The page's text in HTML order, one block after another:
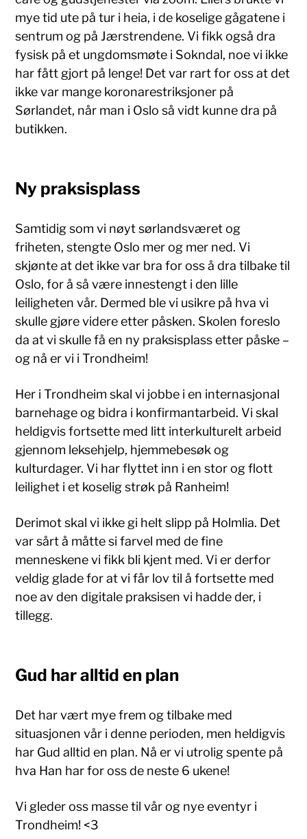
mye tid ute på tur i heia, i de koselige gågatene i
sentrum og på Jærstrendene. Vi fikk også dra
fysisk på et ungdomsmøte i Sokndal, noe vi ikke
har fått gjort på lenge! Det var rart for oss at det
ikke var mange koronarestriksjoner på
Sørlandet, når man i Oslo så vidt kunne dra på
butikken.
Ny praksisplass
Samtidig som vi nøyt sørlandsværet og
friheten, stengte Oslo mer og mer ned. Vi
skjønte at det ikke var bra for oss å dra tilbake til
Oslo, for å så være innestengt i den lille
leiligheten vår. Dermed ble vi usikre på hva vi
skulle gjøre videre etter påsken. Skolen foreslo
da at vi skulle få en ny praksisplass etter påske –
og nå er vi i Trondheim!
Her i Trondheim skal vi jobbe i en internasjonal
barnehage og bidra i konfirmantarbeid. Vi skal
heldigvis fortsette med litt interkulturelt arbeid
gjennom leksehjelp, hjemmebesøk og
kulturdager. Vi har flyttet inn i en stor og flott
leilighet i et koselig strøk på Ranheim!
Derimot skal vi ikke gi helt slipp på Holmlia. Det
var sårt å måtte si farvel med de fine
menneskene vi fikk bli kjent med. Vi er derfor
veldig glade for at vi får lov til å fortsette med
noe av den digitale praksisen vi hadde der, i
tillegg.
Gud har alltid en plan
Det har vært mye frem og tilbake med
situasjonen vår i denne perioden, men heldigvis
har Gud alltid en plan. Nå er vi utrolig spente på
hva Han har for oss de neste 6 ukene!
Vi gleder oss masse til vår og nye eventyr i
Trondheim! <3